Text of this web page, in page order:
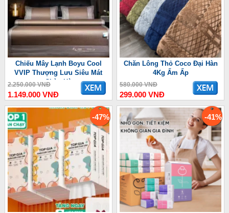
Chiếu Mây Lạnh Boyu Cool
VVIP Thượng Lưu Siêu Mát
Chào Hè
2.250.000 VNĐ
1.149.000 VNĐ
Chăn Lông Thỏ Coco Đại Hàn
4Kg Ấm Ấp
580.000 VNĐ
299.000 VNĐ
-47% -41%